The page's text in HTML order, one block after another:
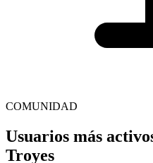
COMUNIDAD
Usuarios más
Troyes